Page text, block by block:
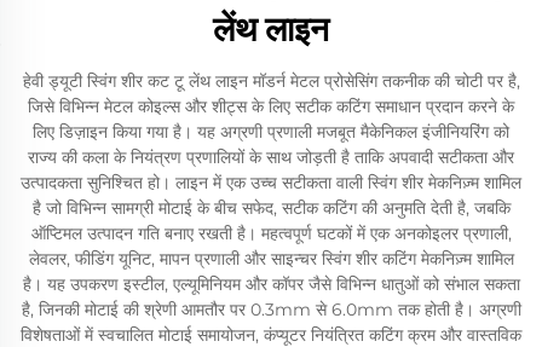
लेंथ लाइन
हेवी ड्यूटी स्विंग शीर कट टू लेंथ लाइन मॉडर्न मेटल प्रोसेसिंग तकनीक की चोटी पर है,
जिसे विभिन्न मेटल कोइल्स और शीट्स के लिए सटीक कटिंग समाधान प्रदान करने के
लिए डिज़ाइन किया गया है। यह अग्रणी प्रणाली मजबूत मैकेनिकल इंजीनियरिंग को
राज्य की कला के नियंत्रण प्रणालियों के साथ जोड़ती है ताकि अपवादी सटीकता और
उत्पादकता सुनिश्चित हो। लाइन में एक उच्च सटीकता वाली स्विंग शीर मेकनिज़्म शामिल
है जो विभिन्न सामग्री मोटाई के बीच सफेद, सटीक कटिंग की अनुमति देती है, जबकि
ऑप्टिमल उत्पादन गति बनाए रखती है। महत्वपूर्ण घटकों में एक अनकोइलर प्रणाली,
लेवलर, फीडिंग यूनिट, मापन प्रणाली और साइन्चर स्विंग शीर कटिंग मेकनिज़्म शामिल
है। यह उपकरण इस्टील, एल्यूमिनियम और कॉपर जैसे विभिन्न धातुओं को संभाल सकता
है, जिनकी मोटाई की श्रेणी आमतौर पर 0.3mm से 6.0mm तक होती है। अग्रणी
विशेषताओं में स्वचालित मोटाई समायोजन, कंप्यूटर नियंत्रित कटिंग क्रम और वास्तविक